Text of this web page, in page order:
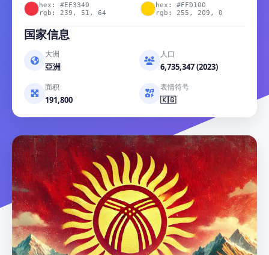
hex: #EF3340
rgb: 239, 51, 64
hex: #FFD100
rgb: 255, 209, 0
国家信息
大洲
亞洲
人口
6,735,347 (2023)
面积
191,800
表情符号
🇰🇬